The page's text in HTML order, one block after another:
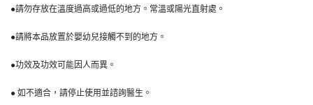
●請勿存放在溫度過高或過低的地方。常溫或陽光直射處。
●請將本品放置於嬰幼兒接觸不到的地方。
●功效及功效可能因人而異。
● 如不適合，請停止使用並諮詢醫生。